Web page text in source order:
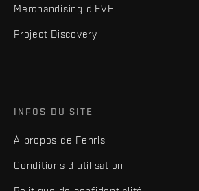
Merchandising d'EVE
Project Discovery
INFOS DU SITE
À propos de Fenris
Conditions d'utilisation